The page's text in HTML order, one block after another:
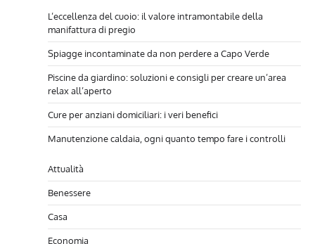
L’eccellenza del cuoio: il valore intramontabile della
manifattura di pregio
Spiagge incontaminate da non perdere a Capo Verde
Piscine da giardino: soluzioni e consigli per creare un’area
relax all’aperto
Cure per anziani domiciliari: i veri benefici
Manutenzione caldaia, ogni quanto tempo fare i controlli
Attualità
Benessere
Casa
Economia